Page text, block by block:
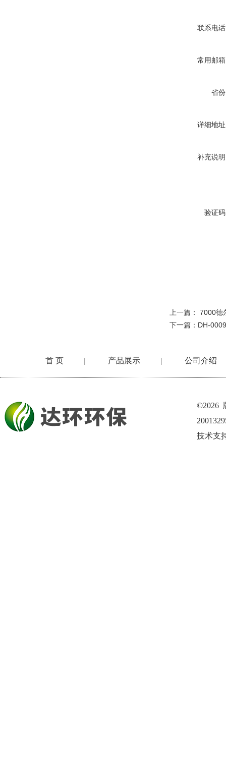
联系电
常用邮
省
详细地
补充说
验证
上一篇： 7000德
下一篇： DH-
首 页 | 产品展示 | 公司介绍
©2026
技术支